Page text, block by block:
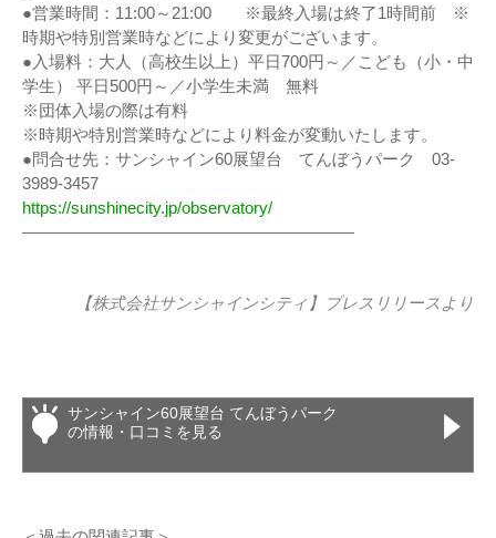
●営業時間：11:00～21:00 ※最終入場は終了1時間前 ※
時期や特別営業時などにより変更がございます。
●入場料：大人（高校生以上）平日700円～／こども（小・中
学生） 平日500円～／小学生未満 無料
※団体入場の際は有料
※時期や特別営業時などにより料金が変動いたします。
●問合せ先：サンシャイン60展望台 てんぼうパーク 03-
3989-3457
https://sunshinecity.jp/observatory/
————————————————————
【株式会社サンシャインシティ】 プレスリリース より
サンシャイン60展望台 てんぼうパーク
の情報・口コミを見る